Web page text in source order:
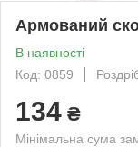
Армований
В наявності
Код: 0859
134 ₴
Мінімальна сума